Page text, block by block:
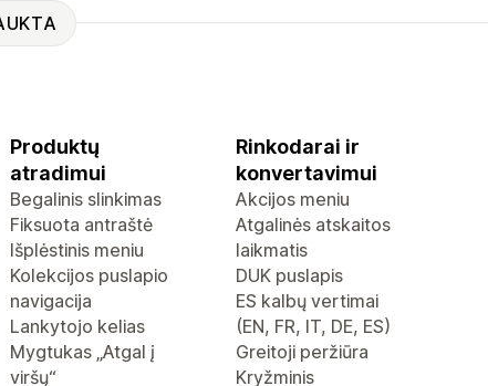
Produktų
atradimui
Begalinis slinkimas
Fiksuota antraštė
Išplėstinis meniu
Kolekcijos puslapio
navigacija
Lankytojo kelias
Mygtukas „Atgal į
viršų“
Rinkodarai ir
konvertavimui
Akcijos meniu
Atgalinės atskaitos
laikmatis
DUK puslapis
ES kalbų vertimai
(EN, FR, IT, DE, ES)
Greitoji peržiūra
Kryžminis